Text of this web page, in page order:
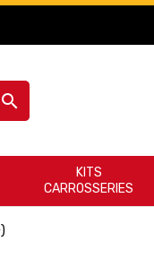

KITS
CARROSSERIES